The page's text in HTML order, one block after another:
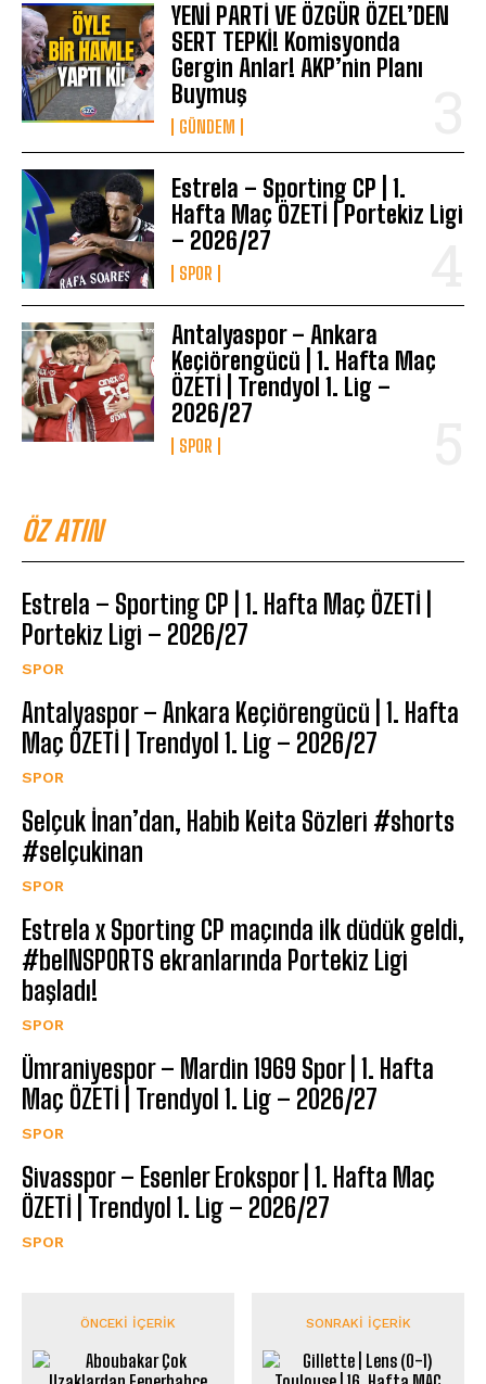
YENİ PARTİ VE ÖZGÜR ÖZEL’DEN
SERT TEPKİ! Komisyonda
Gergin Anlar! AKP’nin Planı
Buymuş
GÜNDEM
Estrela – Sporting CP | 1.
Hafta Maç ÖZETİ | Portekiz Ligi
– 2026/27
SPOR
Antalyaspor – Ankara
Keçiörengücü | 1. Hafta Maç
ÖZETİ | Trendyol 1. Lig –
2026/27
SPOR
ÖZ ATIN
Estrela – Sporting CP | 1. Hafta Maç ÖZETİ |
Portekiz Ligi – 2026/27
SPOR
Antalyaspor – Ankara Keçiörengücü | 1. Hafta
Maç ÖZETİ | Trendyol 1. Lig – 2026/27
SPOR
Selçuk İnan’dan, Habib Keita Sözleri #shorts
#selçukinan
SPOR
Estrela x Sporting CP maçında ilk düdük geldi,
#beINSPORTS ekranlarında Portekiz Ligi
başladı!
SPOR
Ümraniyespor – Mardin 1969 Spor | 1. Hafta
Maç ÖZETİ | Trendyol 1. Lig – 2026/27
SPOR
Sivasspor – Esenler Erokspor | 1. Hafta Maç
ÖZETİ | Trendyol 1. Lig – 2026/27
SPOR
ÖNCEKI İÇERIK SONRAKI İÇERIK